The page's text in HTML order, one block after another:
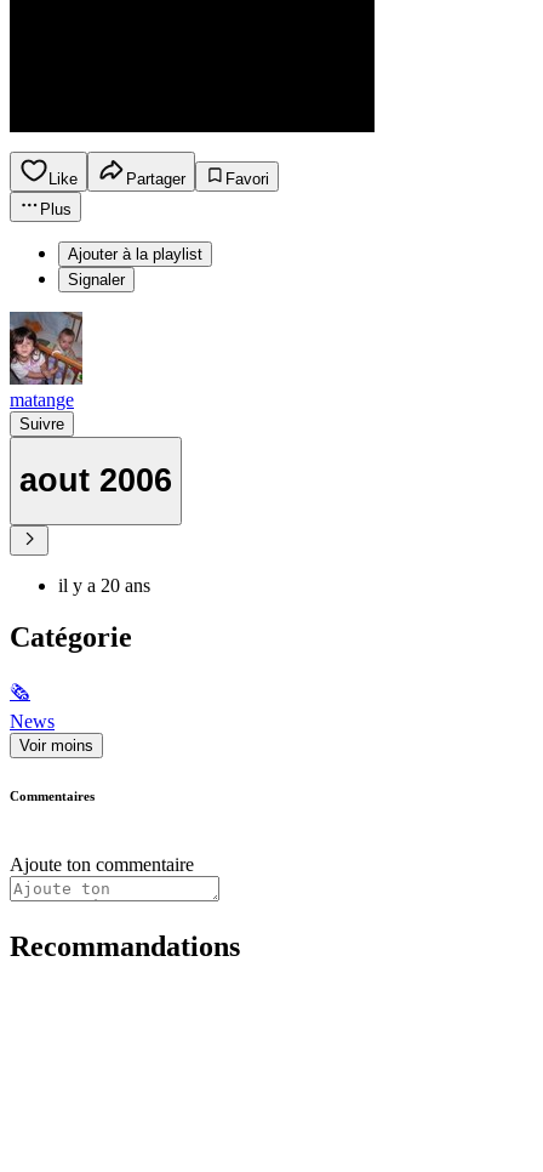
Like Partager
Favori
Plus
Ajouter à la playlist
Signaler
matange
Suivre
aout 2006
il y a 20 ans
Catégorie
🗞
News
Voir moins
Commentaires
Ajoute ton commentaire
Recommandations